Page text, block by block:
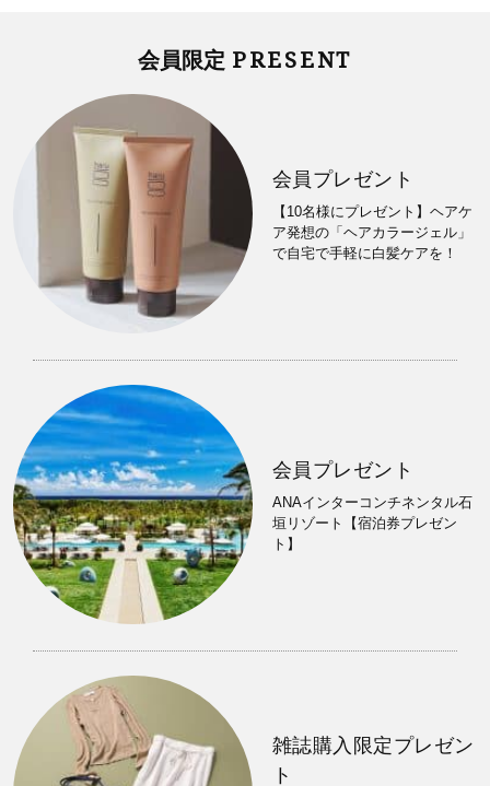
会員限定 PRESENT
会員プレゼント
【10名様にプレゼント】ヘアケ
ア発想の「ヘアカラージェル」
で自宅で手軽に白髪ケアを！
会員プレゼント
ANAインターコンチネンタル石
垣リゾート【宿泊券プレゼン
ト】
雑誌購入限定プレゼン
ト